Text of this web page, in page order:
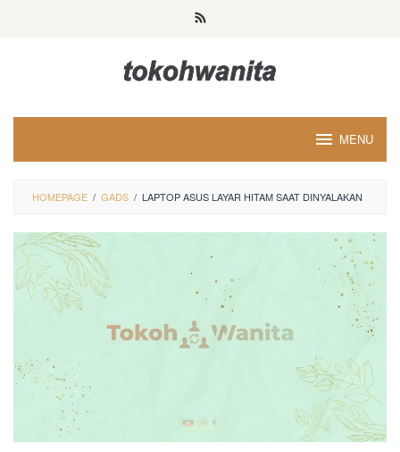
MENU
HOMEPAGE / GADS / LAPTOP ASUS LAYAR HITAM SAAT DINYALAKAN